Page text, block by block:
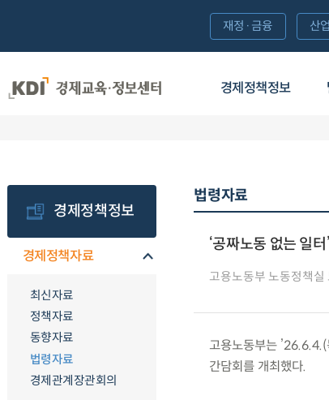
경제정책정보
재정·금융 산
경제정책정보
경제정책자료
최신자료
정책자료
동향자료
법령자료
경제관계장관회의
법령자료
‘공짜노동 없는 일
고용노동부 노동정책
고용노동부는
간담회를 개최했다.